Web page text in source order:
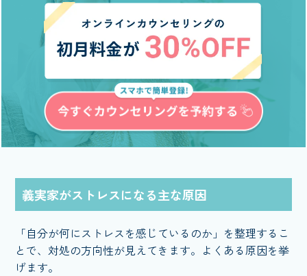
義実家がストレスになる主な原因
「自分が何にストレスを感じているのか」を整理するこ
とで、対処の方向性が見えてきます。よくある原因を挙
げます。